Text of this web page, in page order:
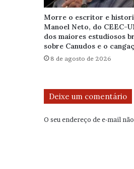
Morre o escritor e
Manoel Neto, do CEEC-
dos maiores estudiosos
sobre Canudos e o
8 de agosto de 2026
Deixe um comentário
O seu endereço de e-mail